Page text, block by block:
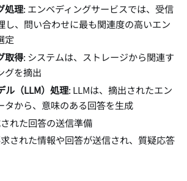
処理: エンベディングサービスでは、受信
し、問い合わせに最も関連度の高いエン
定
取得: システムは、ストレージから関連す
グを摘出
ル（LLM）処理: LLMは、摘出されたエン
タから、意味のある回答を生成
れた回答の送信準備
された情報や回答が送信され、質疑応答